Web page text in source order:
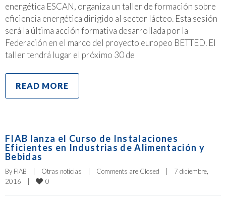
energética ESCAN, organiza un taller de formación sobre
eficiencia energética dirigido al sector lácteo. Esta sesión
será la última acción formativa desarrollada por la
Federación en el marco del proyecto europeo BETTED. El
taller tendrá lugar el próximo 30 de
READ MORE
FIAB lanza el Curso de Instalaciones
Eficientes en Industrias de Alimentación y
Bebidas
By FIAB | Otras noticias | Comments are Closed |
7 diciembre,
2016
| 0